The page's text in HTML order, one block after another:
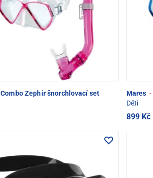
Combo Zephir šnorchlovací set
Mares ·
Děti
899 Kč